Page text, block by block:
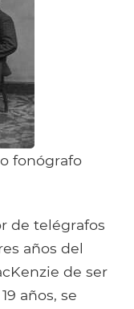
fonógrafo
de telégrafos
años del
de ser
años, se